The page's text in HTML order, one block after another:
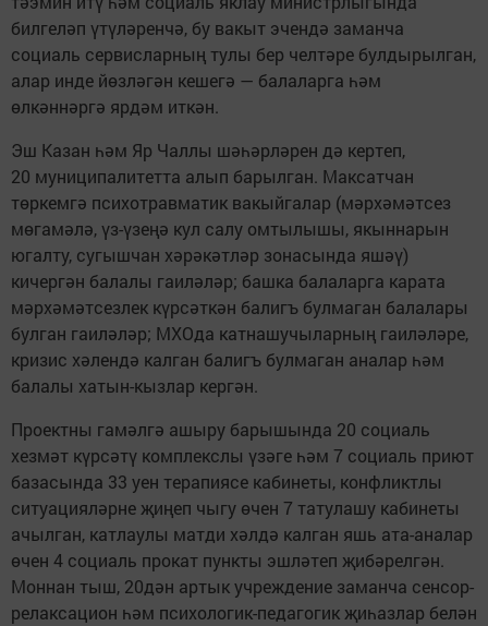
билгеләп үтүләренчә, бу вакыт эчендә заманча
социаль сервисларның тулы бер челтәре булдырылган,
алар инде йөзләгән кешегә — балаларга һәм
өлкәннәргә ярдәм иткән.
Эш Казан һәм Яр Чаллы шәһәрләрен дә кертеп,
20 муниципалитетта алып барылган. Максатчан
төркемгә психотравматик вакыйгалар (мәрхәмәтсез
мөгамәлә, үз-үзеңә кул салу омтылышы, якыннарын
югалту, сугышчан хәрәкәтләр зонасында яшәү)
кичергән балалы гаиләләр; башка балаларга карата
мәрхәмәтсезлек күрсәткән балигъ булмаган балалары
булган гаиләләр; МХОда катнашучыларның гаиләләре,
кризис хәлендә калган балигъ булмаган аналар һәм
балалы хатын-кызлар кергән.
Проектны гамәлгә ашыру барышында 20 социаль
хезмәт күрсәтү комплекслы үзәге һәм 7 социаль приют
базасында 33 уен терапиясе кабинеты, конфликтлы
ситуацияләрне җиңеп чыгу өчен 7 татулашу кабинеты
ачылган, катлаулы матди хәлдә калган яшь ата-аналар
өчен 4 социаль прокат пункты эшләтеп җибәрелгән.
Моннан тыш, 20дән артык учреждение заманча сенсор-
релаксацион һәм психологик-педагогик җиһазлар белән